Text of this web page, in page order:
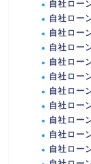
自社ロー
自社ロー
自社ロー
自社ロー
自社ロー
自社ロー
自社ロー
自社ロー
自社ロー
自社ロー
自社ロー